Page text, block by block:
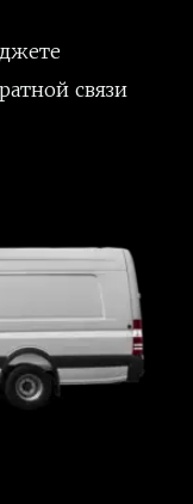
связи